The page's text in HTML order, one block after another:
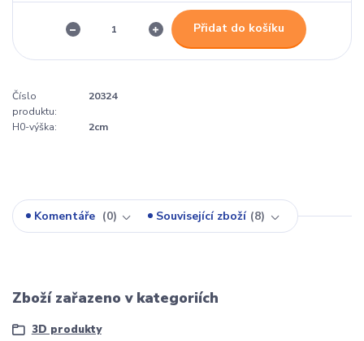
Přidat do košíku
Číslo
produktu:
20324
H0-výška: 2cm
Komentáře 0 Související zboží 8
Zboží zařazeno v kategoriích
3D produkty